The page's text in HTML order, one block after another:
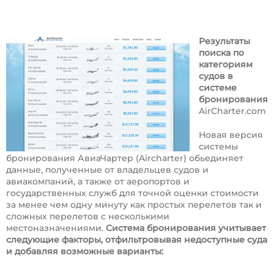
Результаты
поиска по
категориям
судов в
системе
бронирования
AirCharter.com
Новая версия
системы
бронирования АвиаЧартер (Aircharter) обьединяет
данные, полученные от владельцев судов и
авиакомпаний, а также от аеропортов и
государственных служб для точной оценки стоимости
за менее чем одну минуту как простых перелетов так и
сложных перелетов с несколькими
местоназначениями. Система бронирования учитывает
следующие факторы, отфильтровывая недоступные суда
и добавляя возможные варианты: